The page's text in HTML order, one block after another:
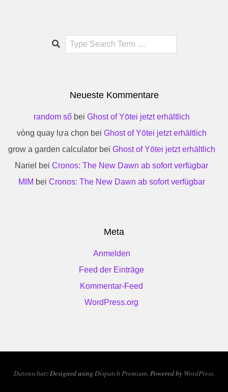
Search
Neueste Kommentare
random sốbei Ghost of Yōtei jetzt erhältlich
vòng quay lựa chọn bei Ghost of Yōtei jetzt erhältlich
grow a garden calculatorbei Ghost of Yōtei jetzt erhältlich
Nariel bei Cronos: The New Dawn ab sofort verfügbar
MIM bei Cronos: The New Dawn ab sofort verfügbar
Meta
Anmelden
Feed der Einträge
Kommentar-Feed
WordPress.org
DatenschutzDesigned usingDispatch Premium. Powered by WordPress.